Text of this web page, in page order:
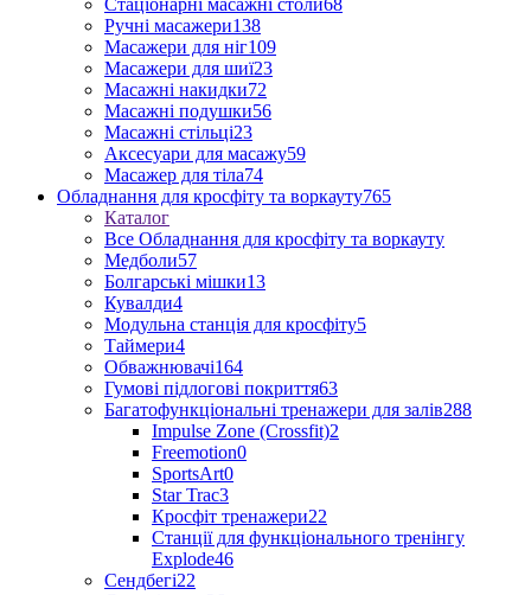
Стаціонарні масажні столи68
Ручні масажери138
Масажери для ніг109
Масажери для шиї23
Масажні накидки72
Масажні подушки56
Масажні стільці23
Аксесуари для масажу59
Масажер для тіла74
Обладнання для кросфіту та воркауту765
Каталог
Все Обладнання для кросфіту та воркауту
Медболи57
Болгарські мішки13
Кувалди4
Модульна станція для кросфіту5
Таймери4
Обважнювачі164
Гумові підлогові покриття63
Багатофункціональні тренажери для залів288
Impulse Zone (Crossfit)2
Freemotion0
SportsArt0
Star Trac3
Кросфіт тренажери22
Станції для функціонального тренінгу
Explode46
Сендбегі22